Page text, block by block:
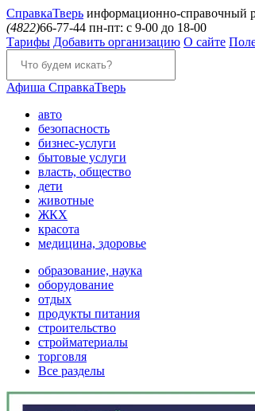
СправкаТверь информационно-справочный
(4822)66-77-44 пн-пт: с 9-00 до 18-00
Тарифы Добавить организацию О сайте
Афиша СправкаТверь
авто
безопасность
бизнес-услуги
бытовые услуги
власть, общество
дети
животные
ЖКХ
красота
медицина, здоровье
образование, наука
оборудование
отдых
продукты питания
строительство
стройматериалы
торговля
Все разделы